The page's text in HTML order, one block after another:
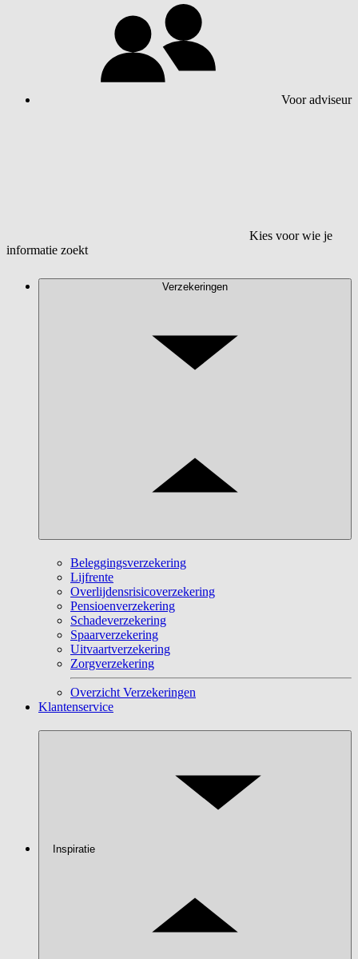
Voor adviseur
Kies voor wie je
informatie zoekt
Verzekeringen
Beleggingsverzekering
Lijfrente
Overlijdensrisicoverzekering
Pensioenverzekering
Schadeverzekering
Spaarverzekering
Uitvaartverzekering
Zorgverzekering
Overzicht Verzekeringen
Klantenservice
Inspiratie